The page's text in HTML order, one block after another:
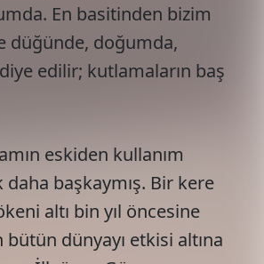
En basitinden bizim
düğünde, doğumda,
edilir; kutlamaların baş
eskiden kullanım
başkaymış. Bir kere
altı bin yıl öncesine
bütün dünyayı etkisi altına